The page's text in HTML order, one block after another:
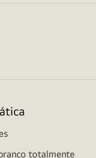
totalmente